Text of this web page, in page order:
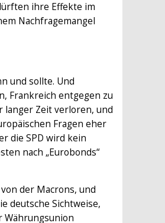
ihre Effekte im
Nachfragemangel
und sollte. Und
Frankreich entgegen zu
langer Zeit verloren, und
Fragen eher
die SPD wird kein
nach „Eurobonds“
der Macrons, und
deutsche Sichtweise,
Währungsunion